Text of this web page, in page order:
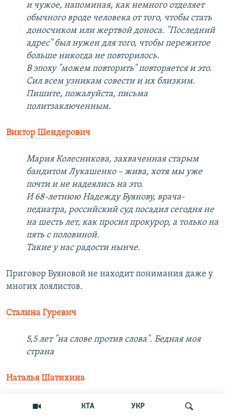
КТА УКР
и чужое, напоминая, как немного отделяет
обычного вроде человека от того, чтобы стать
доносчиком или жертвой доноса. "Последний
адрес" был нужен для того, чтобы пережитое
больше никогда не повторилось.
В эпоху "можем повторить" повторяется и это.
Сил всем узникам совести и их близким.
Пишите, пожалуйста, письма
политзаключенным.
Виктор Шендерович
Мария Колесникова, захваченная старым
бандитом Лукашенко – жива, хотя мы уже
почти и не надеялись на это.
И 68-летнюю Надежду Буянову, врача-
педиатра, российский суд посадил сегодня не
на шесть лет, как просил прокурор, а только на
пять с половиной.
Такие у нас радости нынче.
Приговор Буяновой не находит понимания даже у
многих лоялистов.
Сталина Гуревич
5,5 лет "на слове против слова". Бедная моя
страна
Наталья Шатихина
Как вообще не стыдно? Суду не стыдно,